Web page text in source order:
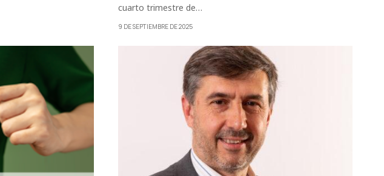
cuarto trimestre de…
9 DE SEPTIEMBRE DE 2025